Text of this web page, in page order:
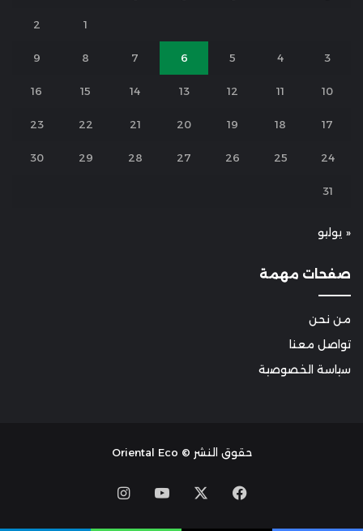
1
2
3
4
5
6
7
8
9
10
11
12
13
14
15
16
17
18
19
20
21
22
23
24
25
26
27
28
29
30
31
« يوليو
صفحات مهمة
من نحن
تواصل معنا
سياسة الخصوصية
حقوق النشر © Oriental Eco
Facebook
YouTube
Instagram